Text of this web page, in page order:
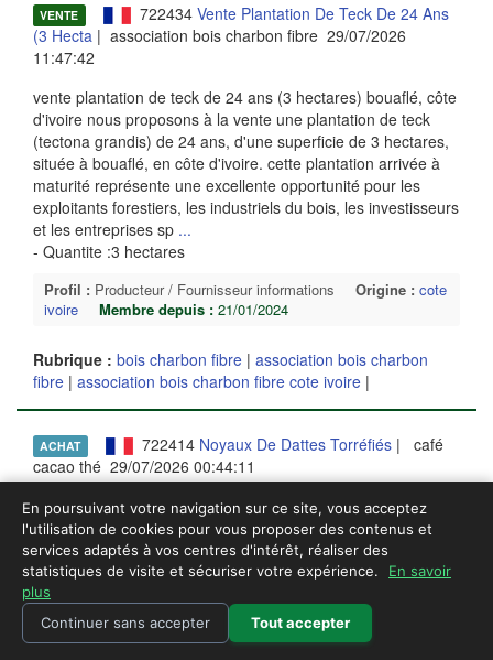
VENTE 722434 Vente Plantation De Teck De 24 Ans
(3 Hecta | association bois charbon fibre 29/07/2026
11:47:42
vente plantation de teck de 24 ans (3 hectares) bouaflé, côte
d'ivoire nous proposons à la vente une plantation de teck
(tectona grandis) de 24 ans, d'une superficie de 3 hectares,
située à bouaflé, en côte d'ivoire. cette plantation arrivée à
maturité représente une excellente opportunité pour les
exploitants forestiers, les industriels du bois, les investisseurs
et les entreprises sp ...
- Quantite :3 hectares
Profil : Producteur / Fournisseur informations Origine : cote
ivoire
Membre depuis : 21/01/2024
Rubrique : bois charbon fibre | association bois charbon
fibre | association bois charbon fibre cote ivoire |
ACHAT 722414 Noyaux De Dattes Torréfiés| café
cacao thé 29/07/2026 00:44:11
bonjour, je recherche un fournisseur de poudre de noyaux de
dattes torréfiés de qualité alimentaire. je souhaite connaître
vos conditions : origine du produit ; conditionnements
disponibles ; tarifs selon quantités ; possibilité d expédition
vers la france. je privilégie un fournisseur sérieux pour une
collaboration durable. merci de me contacter avec vos
informations et fiche pro...
En poursuivant votre navigation sur ce site, vous acceptez
l'utilisation de cookies pour vous proposer des contenus et
services adaptés à vos centres d'intérêt, réaliser des
statistiques de visite et sécuriser votre expérience.
En savoir
plus
Continuer sans accepter
Tout accepter